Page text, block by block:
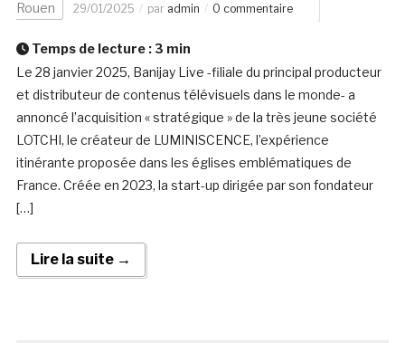
Rouen 29/01/2025 par admin 0 commentaire
Temps de lecture : 3 min
Le 28 janvier 2025, Banijay Live -filiale du principal producteur
et distributeur de contenus télévisuels dans le monde- a
annoncé l’acquisition « stratégique » de la très jeune société
LOTCHI, le créateur de LUMINISCENCE, l’expérience
itinérante proposée dans les églises emblématiques de
France. Créée en 2023, la start-up dirigée par son fondateur
[…]
Lire la suite →